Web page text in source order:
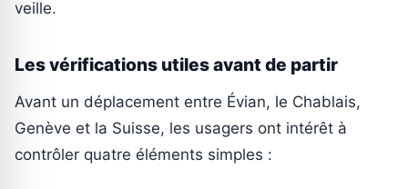
veille.
Les vérifications utiles avant de partir
Avant un déplacement entre Évian, le Chablais,
Genève et la Suisse, les usagers ont intérêt à
contrôler quatre éléments simples :